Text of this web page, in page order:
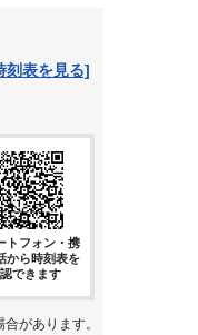
刻表を見る]
トフォン・携
から時刻表を
できます
があります。